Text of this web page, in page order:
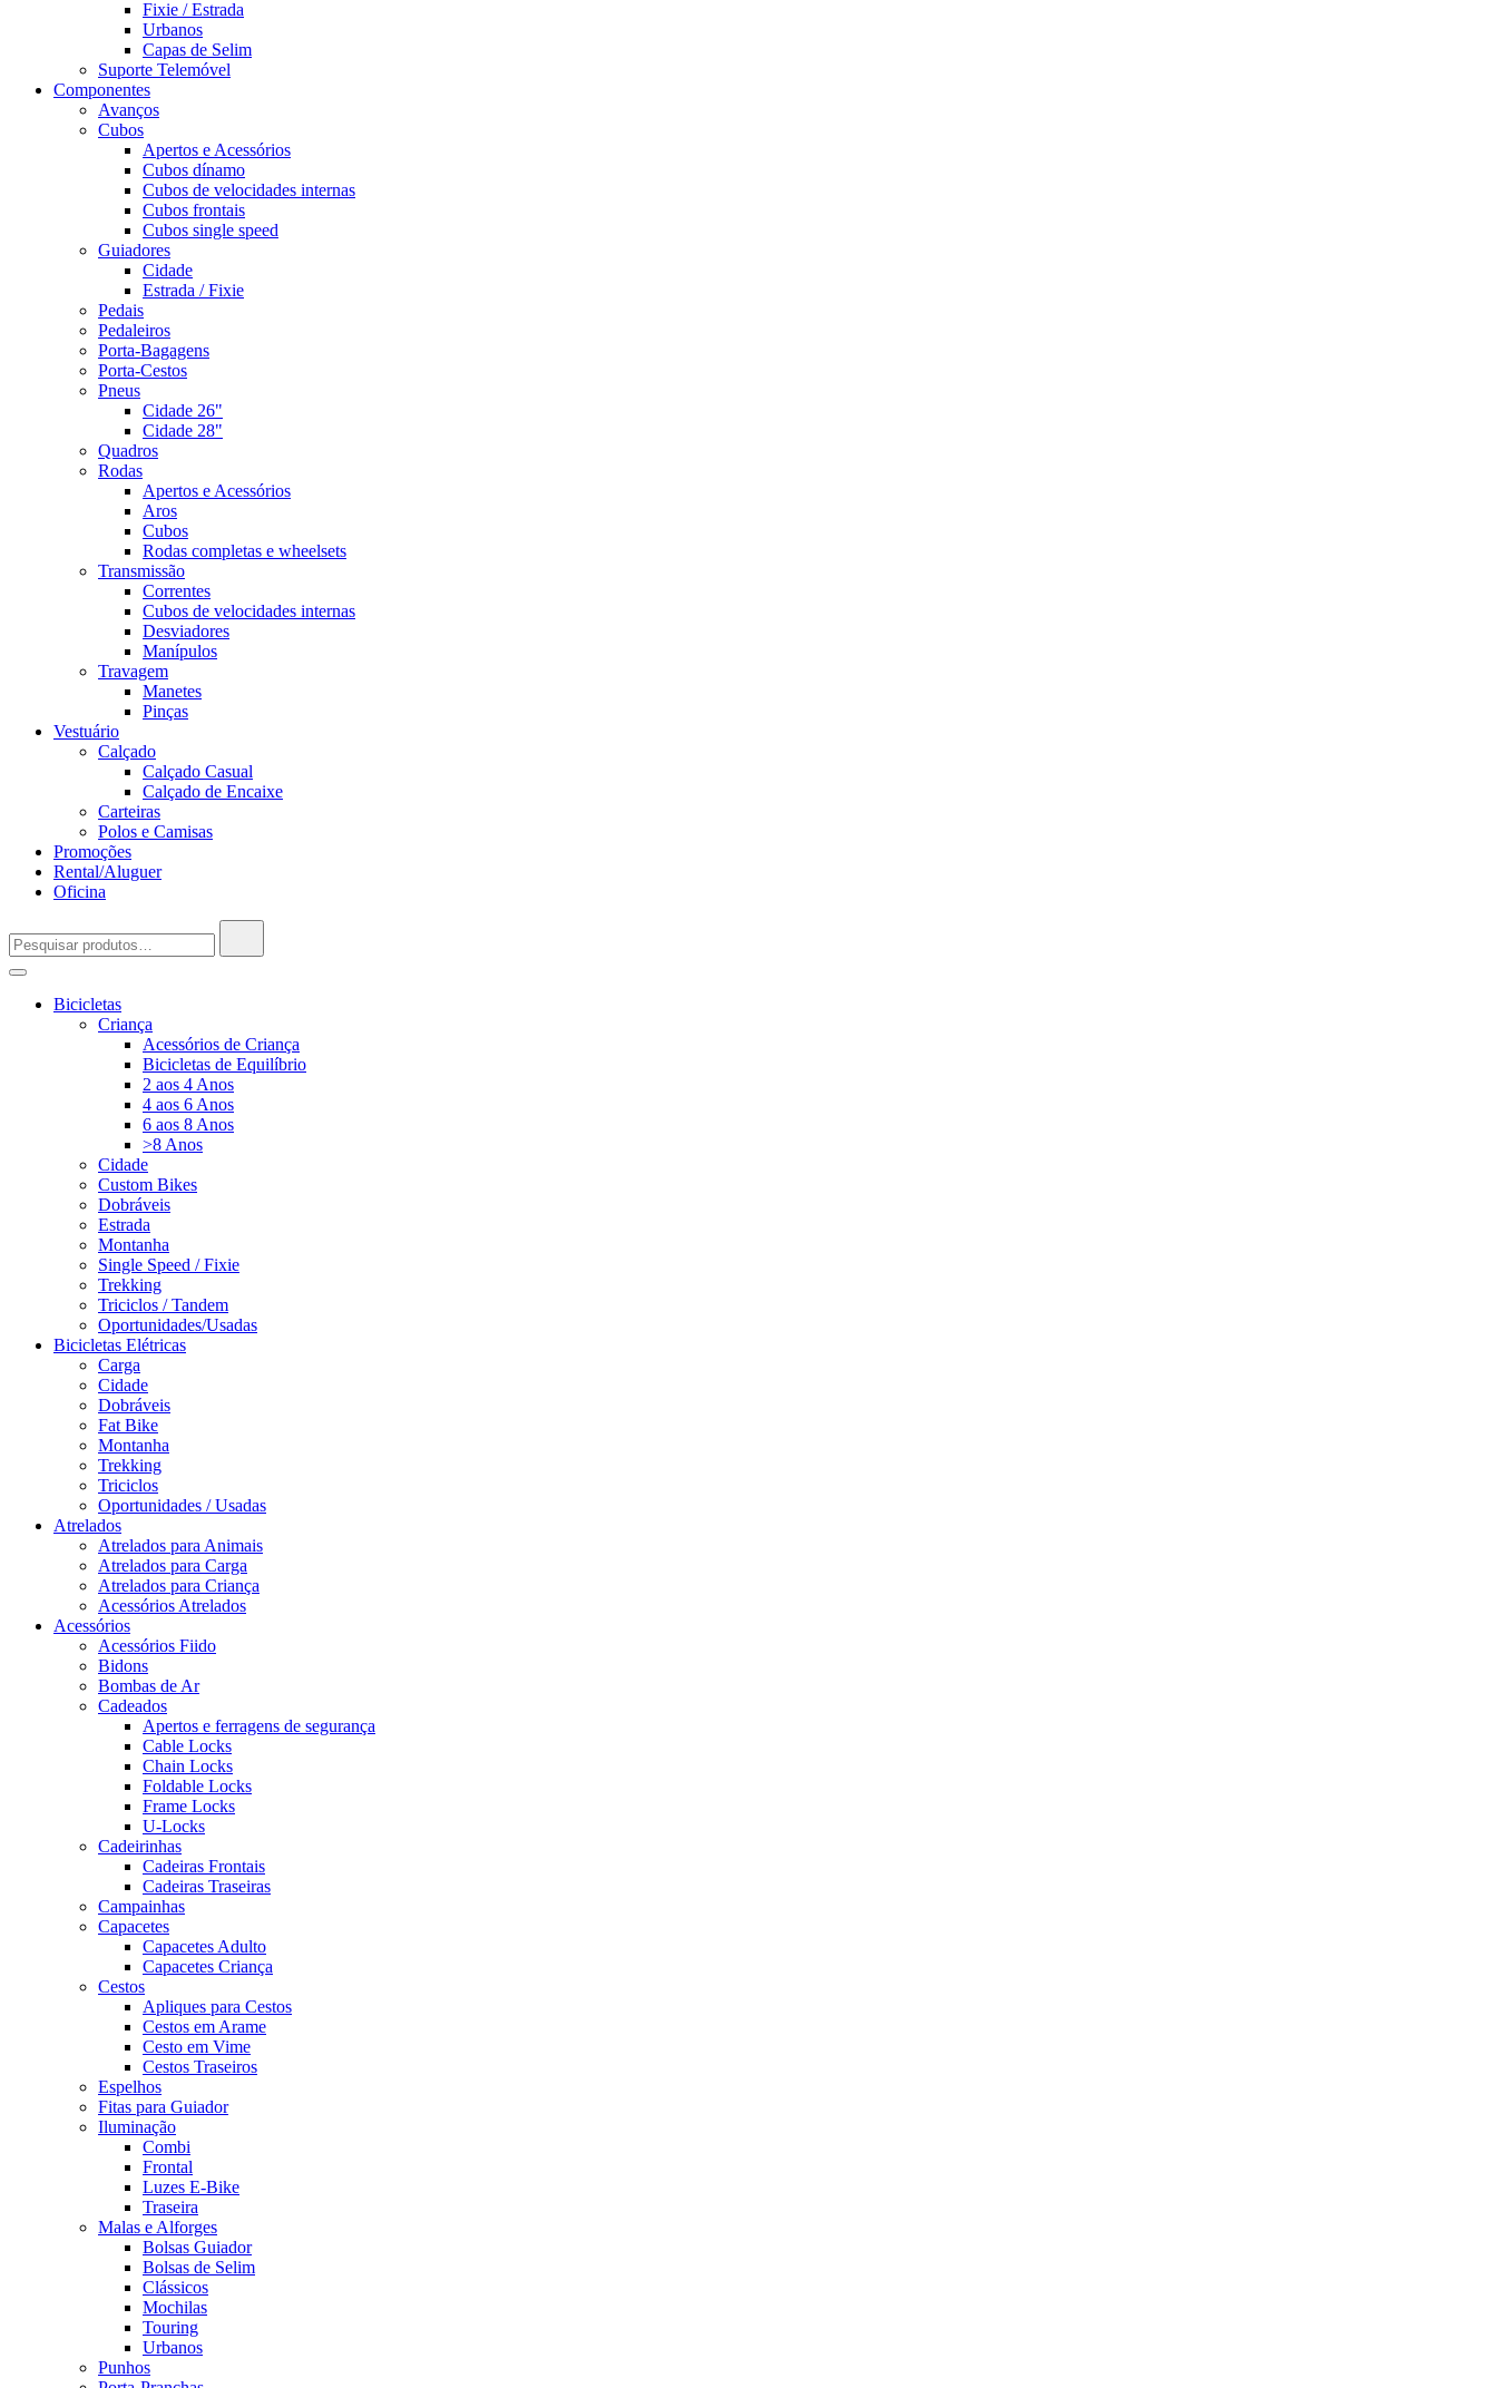
Fixie / Estrada
Urbanos
Capas de Selim
Suporte Telemóvel
Componentes
Avanços
Cubos
Apertos e Acessórios
Cubos dínamo
Cubos de velocidades internas
Cubos frontais
Cubos single speed
Guiadores
Cidade
Estrada / Fixie
Pedais
Pedaleiros
Porta-Bagagens
Porta-Cestos
Pneus
Cidade 26"
Cidade 28"
Quadros
Rodas
Apertos e Acessórios
Aros
Cubos
Rodas completas e wheelsets
Transmissão
Correntes
Cubos de velocidades internas
Desviadores
Manípulos
Travagem
Manetes
Pinças
Vestuário
Calçado
Calçado Casual
Calçado de Encaixe
Carteiras
Polos e Camisas
Promoções
Rental/Aluguer
Oficina
por:
Bicicletas
Criança
Acessórios de Criança
Bicicletas de Equilíbrio
2 aos 4 Anos
4 aos 6 Anos
6 aos 8 Anos
>8 Anos
Cidade
Custom Bikes
Dobráveis
Estrada
Montanha
Single Speed / Fixie
Trekking
Triciclos / Tandem
Oportunidades/Usadas
Bicicletas Elétricas
Carga
Cidade
Dobráveis
Fat Bike
Montanha
Trekking
Triciclos
Oportunidades / Usadas
Atrelados
Atrelados para Animais
Atrelados para Carga
Atrelados para Criança
Acessórios Atrelados
Acessórios
Acessórios Fiido
Bidons
Bombas de Ar
Cadeados
Apertos e ferragens de segurança
Cable Locks
Chain Locks
Foldable Locks
Frame Locks
U-Locks
Cadeirinhas
Cadeiras Frontais
Cadeiras Traseiras
Campainhas
Capacetes
Capacetes Adulto
Capacetes Criança
Cestos
Apliques para Cestos
Cestos em Arame
Cesto em Vime
Cestos Traseiros
Espelhos
Fitas para Guiador
Iluminação
Combi
Frontal
Luzes E-Bike
Traseira
Malas e Alforges
Bolsas Guiador
Bolsas de Selim
Clássicos
Mochilas
Touring
Urbanos
Punhos